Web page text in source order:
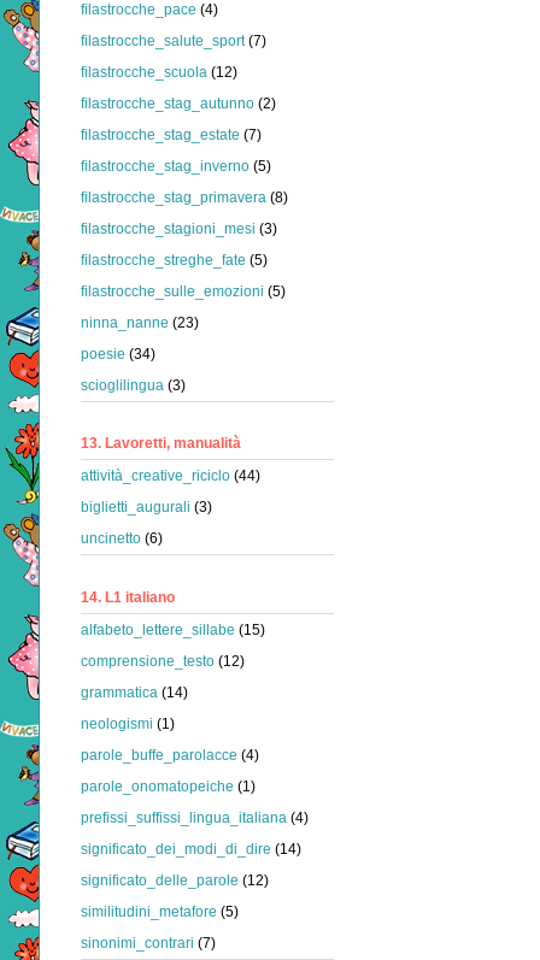
filastrocche_pace (4)
filastrocche_salute_sport (7)
filastrocche_scuola (12)
filastrocche_stag_autunno (2)
filastrocche_stag_estate (7)
filastrocche_stag_inverno (5)
filastrocche_stag_primavera (8)
filastrocche_stagioni_mesi (3)
filastrocche_streghe_fate (5)
filastrocche_sulle_emozioni (5)
ninna_nanne (23)
poesie (34)
scioglilingua (3)
13. Lavoretti, manualità
attività_creative_riciclo (44)
biglietti_augurali (3)
uncinetto (6)
14. L1 italiano
alfabeto_lettere_sillabe (15)
comprensione_testo (12)
grammatica (14)
neologismi (1)
parole_buffe_parolacce (4)
parole_onomatopeiche (1)
prefissi_suffissi_lingua_italiana (4)
significato_dei_modi_di_dire (14)
significato_delle_parole (12)
similitudini_metafore (5)
sinonimi_contrari (7)